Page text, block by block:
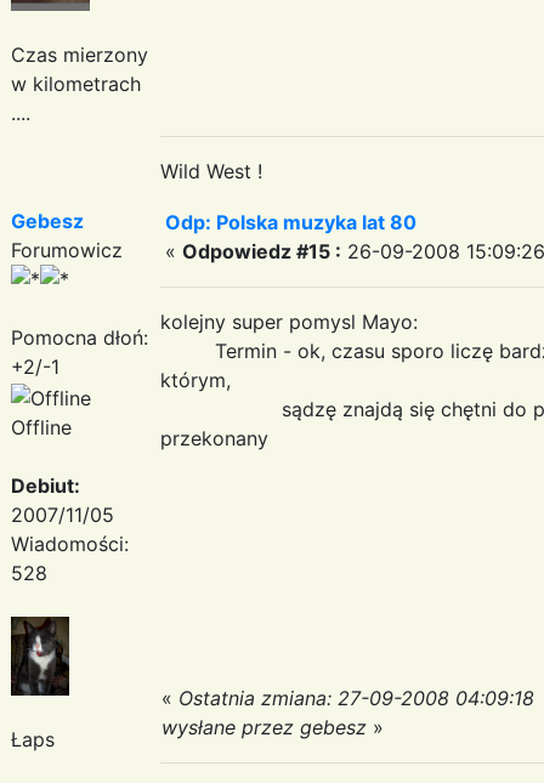
Czas mierzony
w kilometrach
....
Wild West !
Gebesz
Forumowicz
Pomocna dłoń:
+2/-1
Offline
Debiut:
2007/11/05
Wiadomości:
528
Łaps
Odp: Polska muzyka lat 80
« Odpowiedz #15 : 26-09-2008
kolejny super pomysl Mayo:
Termin - ok, czasu sporo liczę
którym,
sądzę znajdą się chętni do
przekonany
« Ostatnia zmiana: 27-09-2008 04:09:18
wysłane przez gebesz »